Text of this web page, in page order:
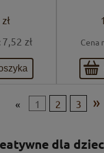
7,52 zł Cena
« 1 2 3 »
dla